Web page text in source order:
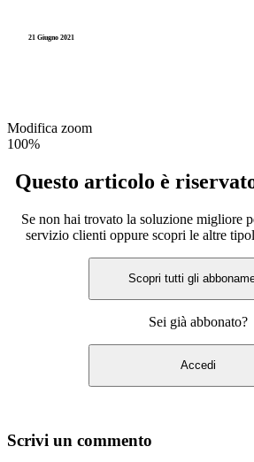
21 Giugno 2021
Modifica zoom
100%
Questo articolo è
Se non hai trovato la soluzione migliore
servizio clienti oppure scopri le altre
Scopri tutti gli
Sei già abbonato?
Accedi
Scrivi un commento